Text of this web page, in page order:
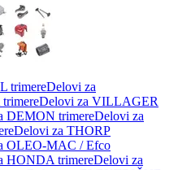
trimereDelovi za
Delovi za VILLAGER
DEMON trimereDelovi za
Delovi za THORP
OLEO-MAC / Efco
HONDA trimereDelovi za